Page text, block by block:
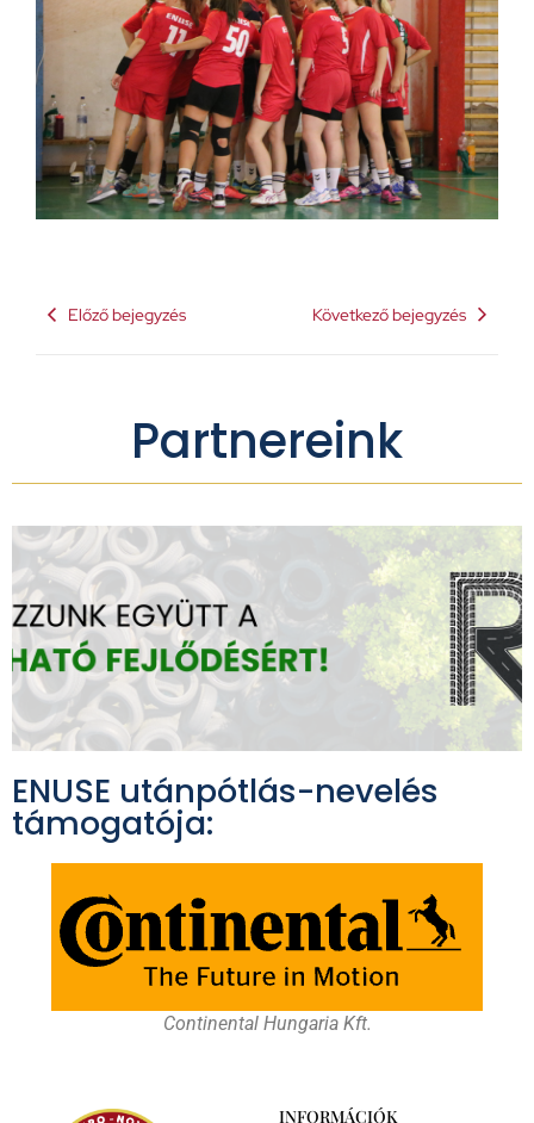
Előző bejegyzés Következő bejegyzés
Partnereink
ENUSE utánpótlás-nevelés
támogatója:
Continental Hungaria Kft.
INFORMÁCIÓK